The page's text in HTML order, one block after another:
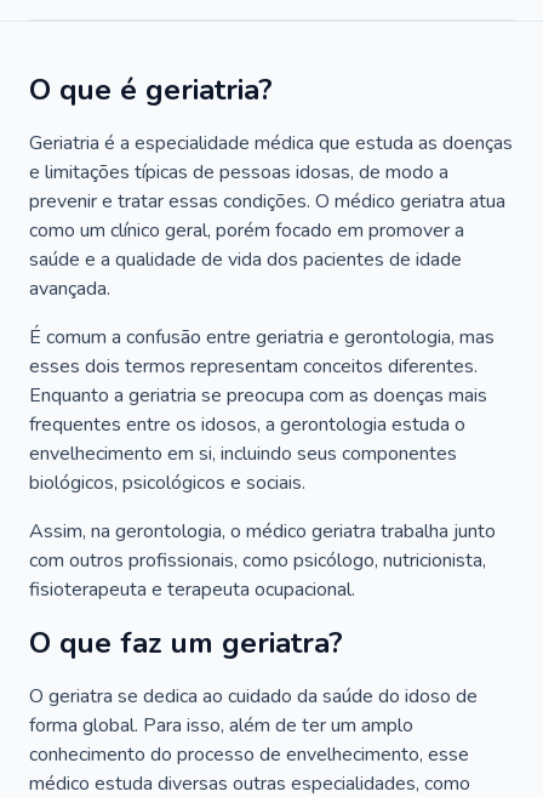
O que é geriatria?
Geriatria é a especialidade médica que estuda as doenças
e limitações típicas de pessoas idosas, de modo a
prevenir e tratar essas condições. O médico geriatra atua
como um clínico geral, porém focado em promover a
saúde e a qualidade de vida dos pacientes de idade
avançada.
É comum a confusão entre geriatria e gerontologia, mas
esses dois termos representam conceitos diferentes.
Enquanto a geriatria se preocupa com as doenças mais
frequentes entre os idosos, a gerontologia estuda o
envelhecimento em si, incluindo seus componentes
biológicos, psicológicos e sociais.
Assim, na gerontologia, o médico geriatra trabalha junto
com outros profissionais, como psicólogo, nutricionista,
fisioterapeuta e terapeuta ocupacional.
O que faz um geriatra?
O geriatra se dedica ao cuidado da saúde do idoso de
forma global. Para isso, além de ter um amplo
conhecimento do processo de envelhecimento, esse
médico estuda diversas outras especialidades, como